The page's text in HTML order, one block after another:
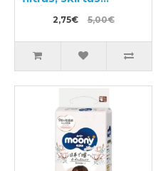
Twist'R 2vnt
2,75€ 5,00€